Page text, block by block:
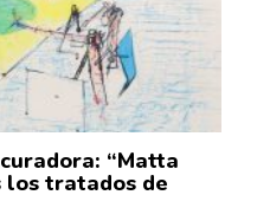
“Matta
los tratados de